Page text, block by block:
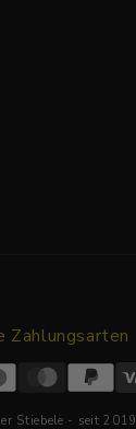
Stiebele - seit 2019